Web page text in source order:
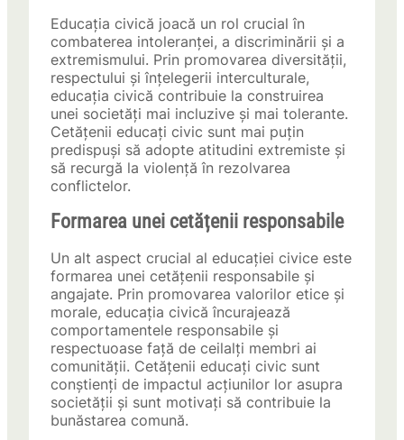
Educația civică joacă un rol crucial în
combaterea intoleranței, a discriminării și a
extremismului. Prin promovarea diversității,
respectului și înțelegerii interculturale,
educația civică contribuie la construirea
unei societăți mai incluzive și mai tolerante.
Cetățenii educați civic sunt mai puțin
predispuși să adopte atitudini extremiste și
să recurgă la violență în rezolvarea
conflictelor.
Formarea unei cetățenii responsabile
Un alt aspect crucial al educației civice este
formarea unei cetățenii responsabile și
angajate. Prin promovarea valorilor etice și
morale, educația civică încurajează
comportamentele responsabile și
respectuoase față de ceilalți membri ai
comunității. Cetățenii educați civic sunt
conștienți de impactul acțiunilor lor asupra
societății și sunt motivați să contribuie la
bunăstarea comună.